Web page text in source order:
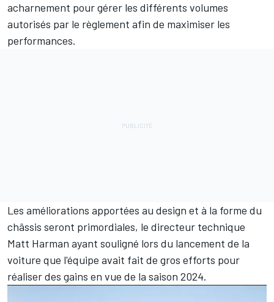
acharnement pour gérer les différents volumes
autorisés par le règlement afin de maximiser les
performances.
Les améliorations apportées au design et à la forme du
châssis seront primordiales, le directeur technique
Matt Harman ayant souligné lors du lancement de la
voiture que l'équipe avait fait de gros efforts pour
réaliser des gains en vue de la saison 2024.